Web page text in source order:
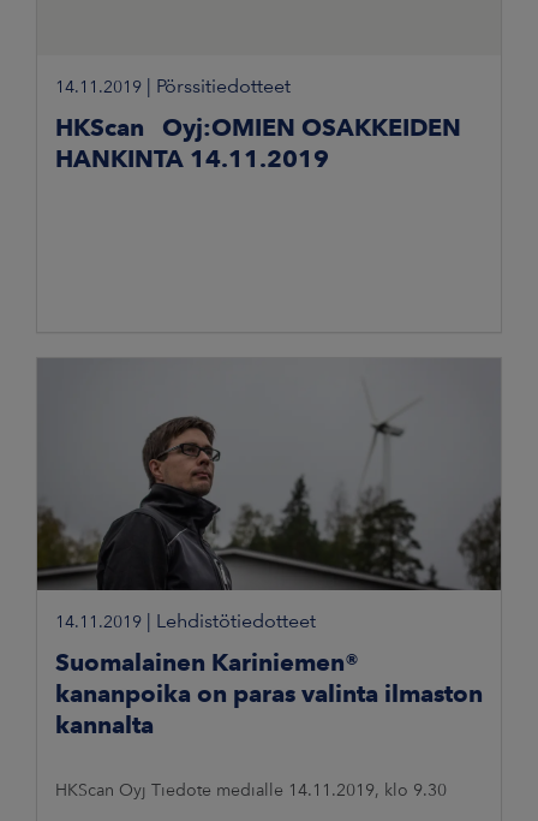
14.11.2019 Pörssitiedotteet
HKScan Oyj:OMIEN OSAKKEIDEN
HANKINTA 14.11.2019
14.11.2019 Lehdistötiedotteet
Suomalainen Kariniemen®
kananpoika on paras valinta ilmaston
kannalta
HKScan Oyj Tiedote medialle 14.11.2019, klo 9.30